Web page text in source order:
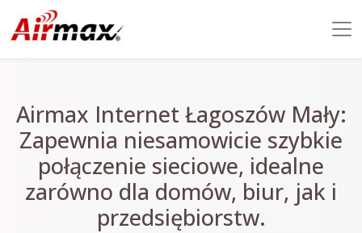
Airmax Internet Łagoszów Mały:
Zapewnia niesamowicie szybkie
połączenie sieciowe, idealne
zarówno dla domów, biur, jak i
przedsiębiorstw.